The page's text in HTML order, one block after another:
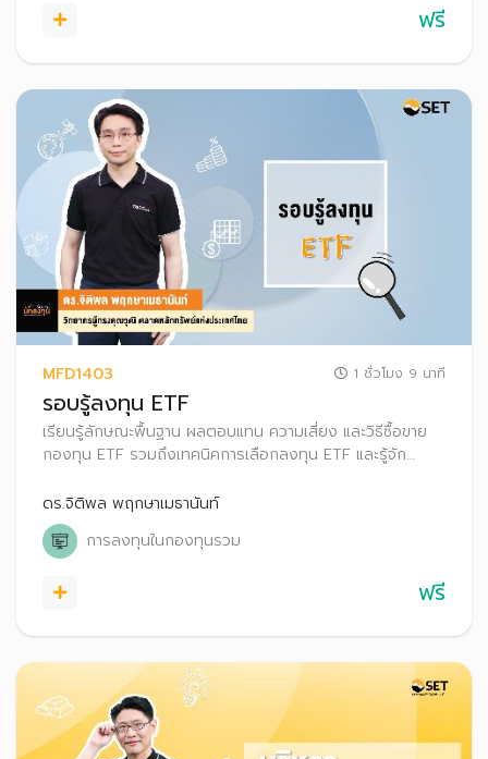
ฟรี
MFD1403 1 ชั่วโมง 9 นาที
รอบรู้ลงทุน ETF
เรียนรู้ลักษณะพื้นฐาน ผลตอบแทน ความเสี่ยง และวิธีซื้อขาย
กองทุน ETF รวมถึงเทคนิคการเลือกลงทุน ETF และรู้จัก
เหมาะสมกับตนเองได้
ดร.จิติพล พฤกษาเมธานันท์
การลงทุนในกองทุนรวม
ฟรี